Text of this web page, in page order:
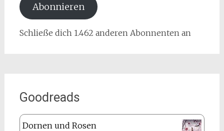
Abonnieren
Schließe dich 1.462 anderen Abonnenten an
Goodreads
Dornen und Rosen